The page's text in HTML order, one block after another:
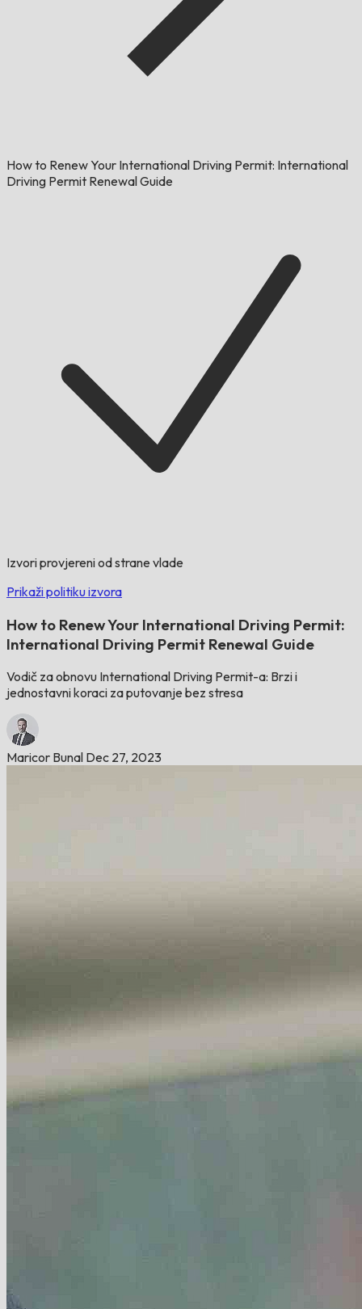
How to Renew Your International Driving Permit: International
Driving Permit Renewal Guide
Izvori provjereni od strane vlade
Prikaži politiku izvora
How to Renew Your International Driving Permit:
International Driving Permit Renewal Guide
Vodič za obnovu International Driving Permit-a: Brzi i
jednostavni koraci za putovanje bez stresa
Maricor Bunal Dec 27, 2023